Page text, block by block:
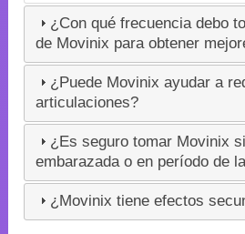
¿Con qué frecuencia debo
de Movinix para obtener
¿Puede Movinix ayudar a
articulaciones?
¿Es seguro tomar Movinix
embarazada o en período de
¿Movinix tiene efectos